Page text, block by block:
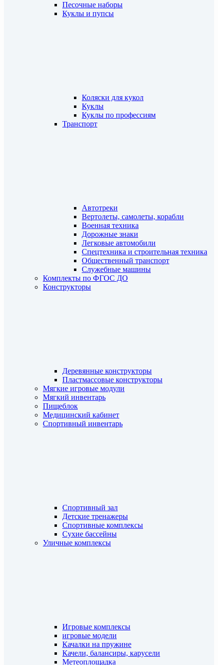
Песочные наборы
Куклы и пупсы
Коляски для кукол
Куклы
Куклы по профессиям
Транспорт
Автотреки
Вертолеты, самолеты, корабли
Военная техника
Дорожные знаки
Легковые автомобили
Спецтехника и строительная техника
Общественный транспорт
Служебные машины
Комплекты по ФГОС ДО
Конструкторы
Деревянные конструкторы
Пластмассовые конструкторы
Мягкие игровые модули
Мягкий инвентарь
Пищеблок
Медицинский кабинет
Спортивный инвентарь
Спортивный зал
Детские тренажеры
Спортивные комплексы
Сухие бассейны
Уличные комплексы
Игровые комплексы
игровые модели
Качалки на пружине
Качели, балансиры, карусели
Метеоплощадка